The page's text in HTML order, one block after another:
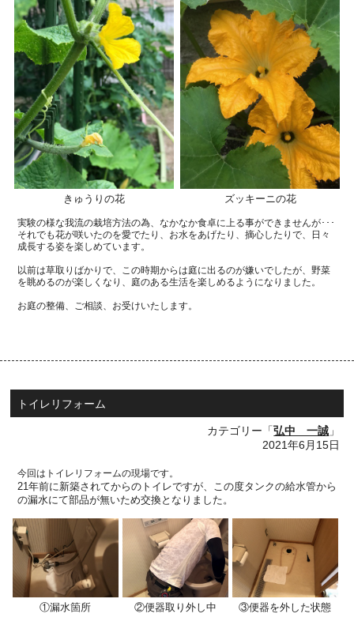
きゅうりの花 ズッキーニの花
実験の様な我流の栽培方法の為、なかなか食卓に上る事ができませんが･･･
それでも花が咲いたのを愛でたり、お水をあげたり、摘心したりで、
日々
成長する姿を楽しめています。
以前は草取りばかりで、この時期からは庭に出るのが嫌いでしたが、野菜
を眺めるのが楽しくなり、 庭のある生活を楽しめるようになりました。
お庭の整備、ご相談、お受けいたします。
トイレリフォーム
カテゴリー「弘中 一誠 」
2021年6月15日
今回はトイレリフォームの現場です。
21年前に新築されてからのトイレですが、この度タンクの給水管から
の漏水にて部品が無いため交換となりました。
①漏水箇所 ②便器取り外し中 ③便器を外した状態